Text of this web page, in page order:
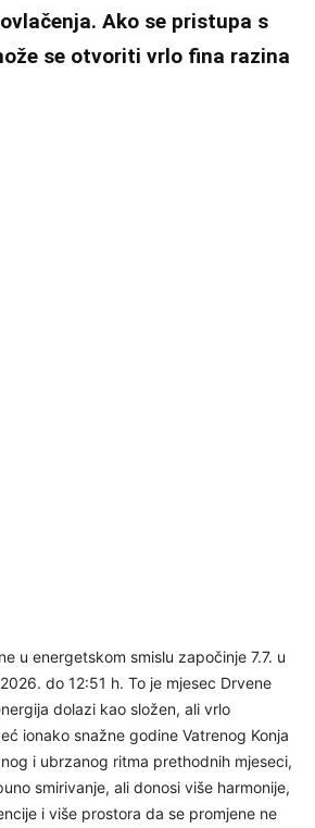
Ako se pristupa s
se otvoriti vrlo fina razina
u energetskom smislu započinje 7.7. u
do 12:51 h. To je mjesec Drvene
dolazi kao složen, ali vrlo
ionako snažne godine Vatrenog Konja
i ubrzanog ritma prethodnih mjeseci,
smirivanje, ali donosi više harmonije,
i više prostora da se promjene ne